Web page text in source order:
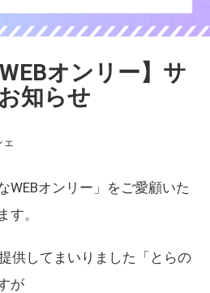
オンリー】サ
知らせ
WEBオンリー」をご愛顧いた
す。
供してまいりました「とらの
が